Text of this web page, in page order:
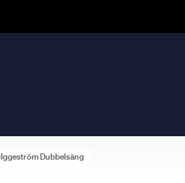
Iggeström Dubbelsäng